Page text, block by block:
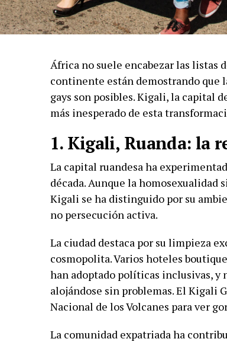
África no suele encabezar las listas
continente están demostrando que
gays son posibles. Kigali, la capital
más inesperado de esta
1. Kigali, Ruanda: la
La capital ruandesa ha
década. Aunque la
Kigali se ha distinguido por su
no persecución activa.
La ciudad destaca por su limpieza
cosmopolita. Varios hoteles
han adoptado políticas inclusivas, y
alojándose sin problemas. El Kigali
Nacional de los Volcanes para ver
La comunidad expatriada ha